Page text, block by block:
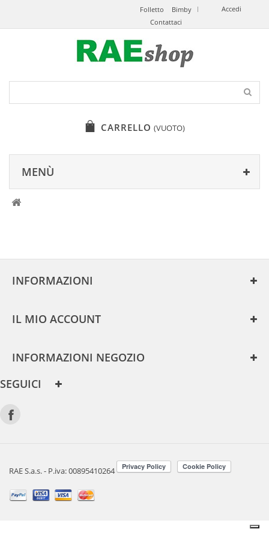
Accedi
Folletto
Bimby
Contattaci
CARRELLO (VUOTO)
MENÙ
INFORMAZIONI
IL MIO ACCOUNT
INFORMAZIONI NEGOZIO
SEGUICI
RAE S.a.s. - P.iva: 00895410264